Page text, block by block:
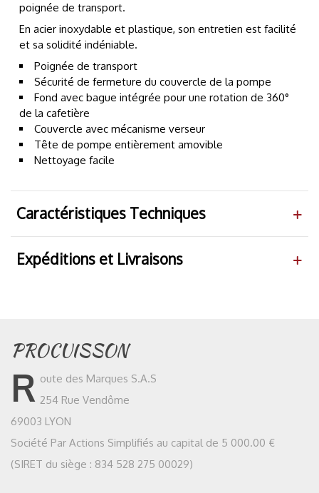
poignée de transport.
En acier inoxydable et plastique, son entretien est facilité
et sa solidité indéniable.
Poignée de transport
Sécurité de fermeture du couvercle de la pompe
Fond avec bague intégrée pour une rotation de 360°
de la cafetière
Couvercle avec mécanisme verseur
Tête de pompe entièrement amovible
Nettoyage facile
Caractéristiques Techniques
Expéditions et Livraisons
PROCUISSON
R oute des Marques S.A.S
254 Rue Vendôme
69003 LYON
Société Par Actions Simplifiés au capital de 5 000.00 €
(SIRET du siège : 834 528 275 00029)